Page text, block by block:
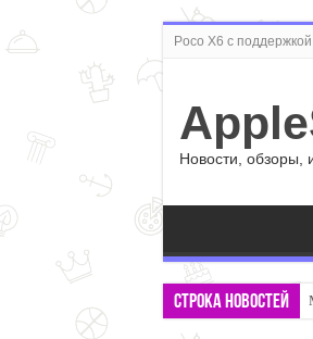
Poco X6 с
Новости, обзоры,
Строка новостей